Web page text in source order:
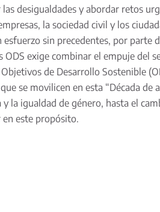
desigualdades y abordar retos
la sociedad civil y los
sin precedentes, por parte
exige combinar el empuje del
de Desarrollo Sostenible
se movilicen en esta “Década
la igualdad de género, hasta el
este propósito.